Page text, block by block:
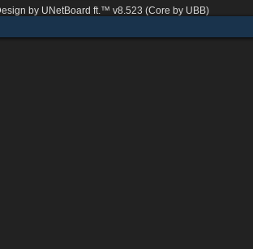
by UNetBoard ft.™ v8.523 (Core by UBB)